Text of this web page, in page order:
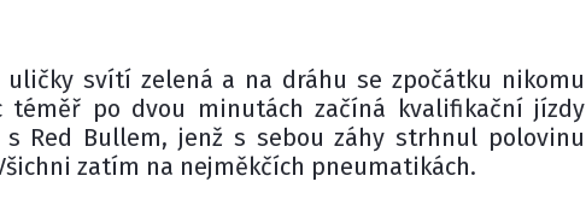
uličky svítí zelená a na dráhu se zpočátku nikomu
téměř po dvou minutách začíná kvalifikační jízdy
s Red Bullem, jenž s sebou záhy strhnul polovinu
zatím na nejměkčích pneumatikách.